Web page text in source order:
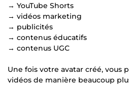
→ YouTube Shorts
→ vidéos marketing
→ publicités
→ contenus éducatifs
→ contenus UGC
Une fois votre avatar créé, vous
vidéos de manière beaucoup